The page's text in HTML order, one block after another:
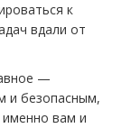
к
вдали от
—
и безопасным,
вам и